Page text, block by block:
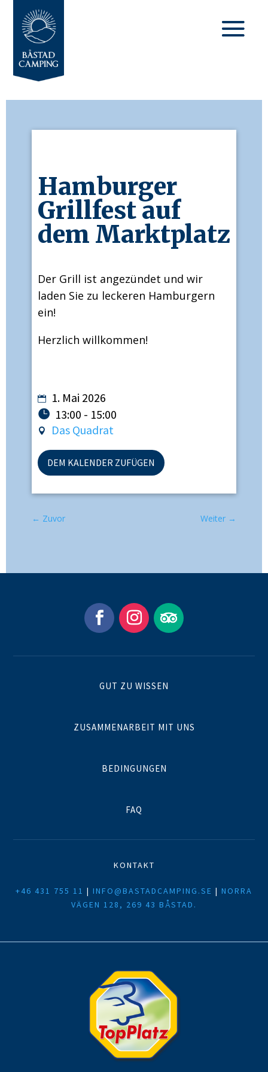
Hamburger
Grillfest auf
dem Marktplatz
Der Grill ist angezündet und wir
laden Sie zu leckeren Hamburgern
ein!
Herzlich willkommen!
1. Mai 2026
13:00 - 15:00
Das Quadrat
DEM KALENDER ZUFÜGEN
← Zuvor Weiter →
GUT ZU WISSEN
ZUSAMMENARBEIT MIT UNS
BEDINGUNGEN
FAQ
KONTAKT
+46 431 755 11 | INFO@BASTADCAMPING.SE | NORRA
VÄGEN 128, 269 43 BÅSTAD.